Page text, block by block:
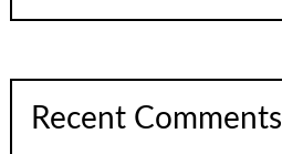
Recent Comments